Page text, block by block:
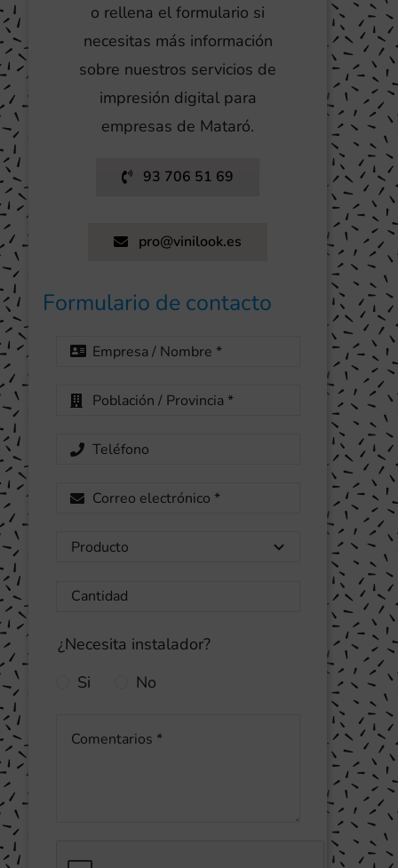
o rellena el formulario si
necesitas más información
sobre nuestros servicios de
impresión digital para
empresas de Mataró.
93 706 51 69
pro@vinilook.es
Formulario de contacto
¿Necesita instalador?
Si
No